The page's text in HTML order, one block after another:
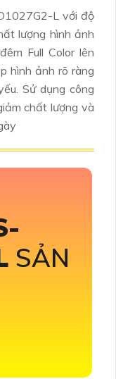
L với độ
lượng hình ảnh
Full Color lên
hình ảnh rõ ràng
Sử dụng công
chất lượng và
SẢN